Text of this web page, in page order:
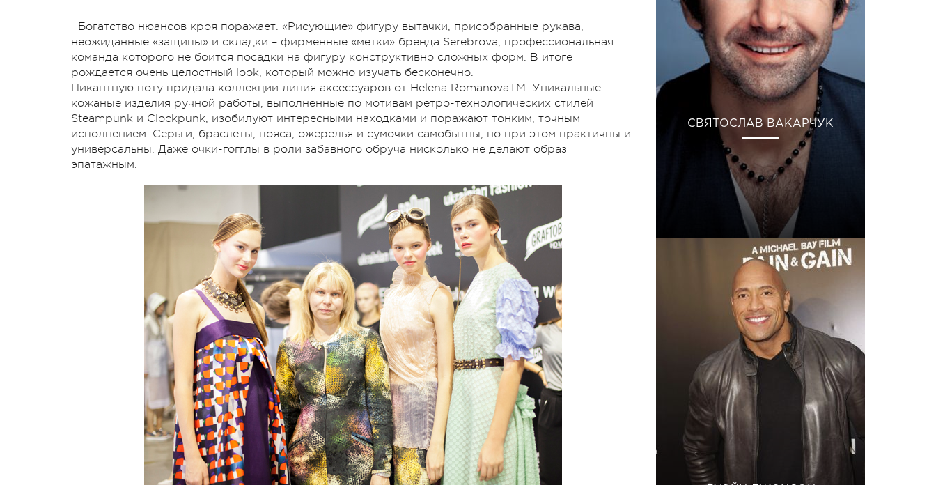
Богатство нюансов кроя поражает. «Рисующие» фигуру вытачки, присобранные рукава,
неожиданные «защипы» и складки – фирменные «метки» бренда Serebrova, профессиональная
команда которого не боится посадки на фигуру конструктивно сложных форм. В итоге
рождается очень целостный look, который можно изучать бесконечно.
Пикантную ноту придала коллекции линия аксессуаров от Helena RomanovaTM. Уникальные
кожаные изделия ручной работы, выполненные по мотивам ретро-технологических стилей
Steampunk и Clockpunk, изобилуют интересными находками и поражают тонким, точным
исполнением. Серьги, браслеты, пояса, ожерелья и сумочки самобытны, но при этом практичны и
универсальны. Даже очки-гогглы в роли забавного обруча нисколько не делают образ
эпатажным.
СВЯТОСЛАВ ВАКАРЧУК